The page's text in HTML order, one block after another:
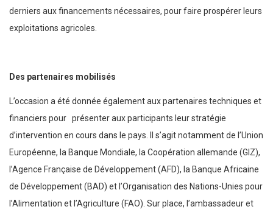
derniers aux financements nécessaires, pour faire prospérer leurs
exploitations agricoles.
Des partenaires mobilisés
L’occasion a été donnée également aux partenaires techniques et
financiers pour présenter aux participants leur stratégie
d’intervention en cours dans le pays. Il s’agit notamment de l’Union
Européenne, la Banque Mondiale, la Coopération allemande (GIZ),
l’Agence Française de Développement (AFD), la Banque Africaine
de Développement (BAD) et l’Organisation des Nations-Unies pour
l’Alimentation et l’Agriculture (FAO). Sur place, l’ambassadeur et